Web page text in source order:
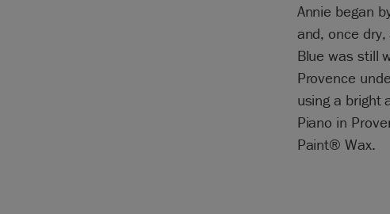
Annie began
and, once
Blue was still
Provence
using a bright
Piano in
Paint® Wax.